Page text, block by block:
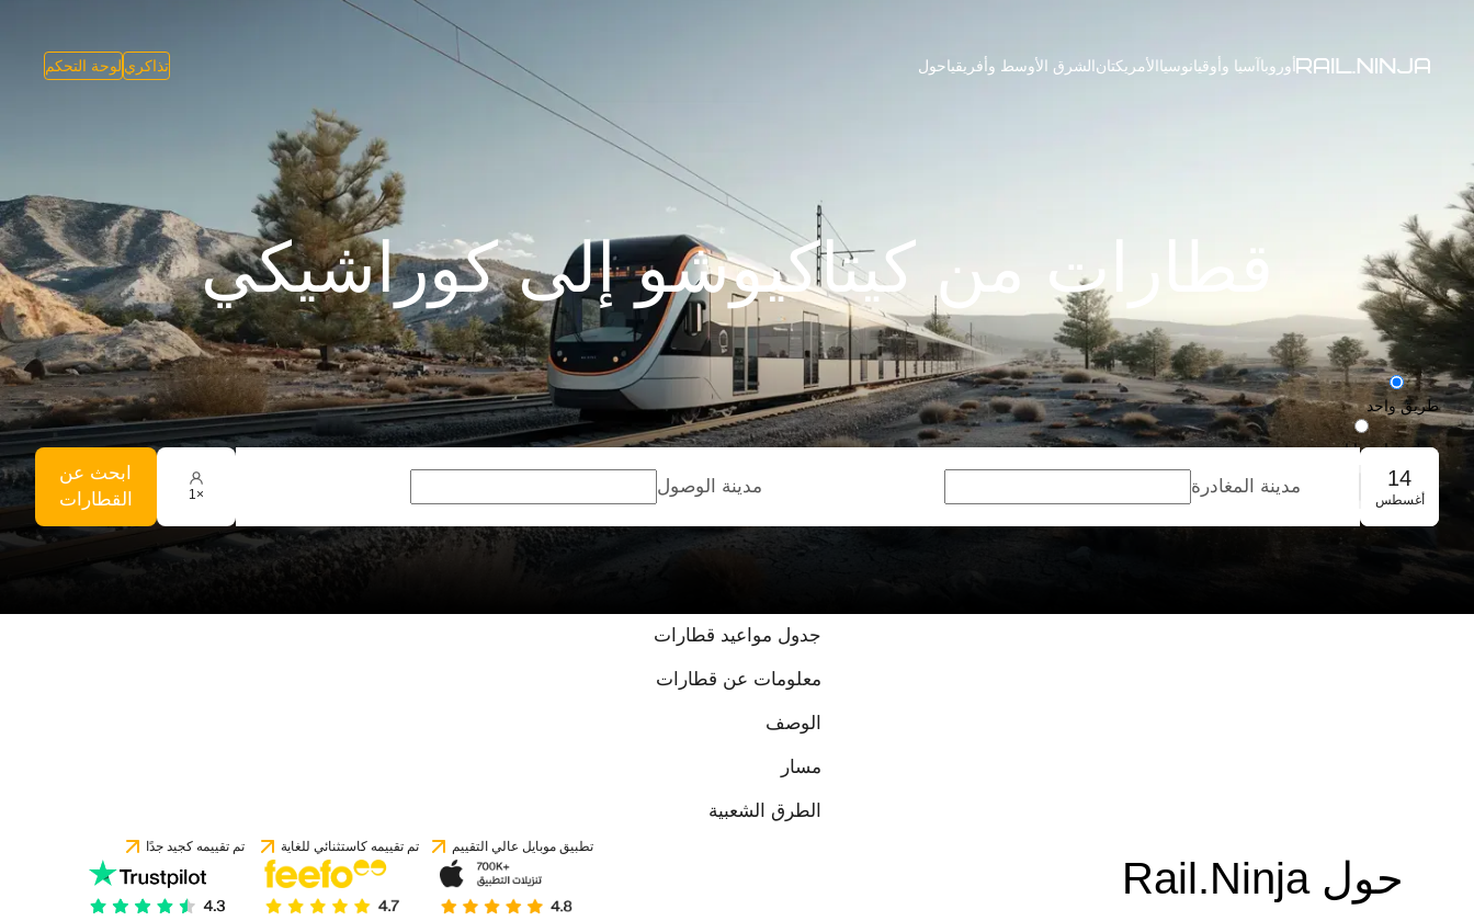
أوروبا آسيا وأوقيانوسيا الأمريكتان الشرق الأوسط وأفريقياحول تذاكري لوحة التحكم
قطارات من كيتاكيوشو إلى كوراشيكي
طريق واحد
رحلة ذهاب وإياب
الحجز الجماعي
14
أغسطس
مدينة المغادرة مدينة الوصول ×
1
ابحث عن
القطارات
جدول مواعيد قطارات
معلومات عن قطارات
الوصف
مسار
الطرق الشعبية
حول Rail.Ninja
تطبيق موبايل عالي التقييم تم تقييمه كاستثنائي للغاية تم تقييمه كجيد جدًا